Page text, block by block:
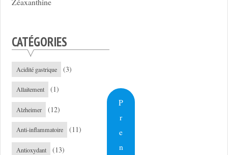
CATÉGORIES
Acidité gastrique (3)
Allaitement (1)
Alzheimer (12)
Anti-inflammatoire (11)
Antioxydant (13)
P
r
e
n